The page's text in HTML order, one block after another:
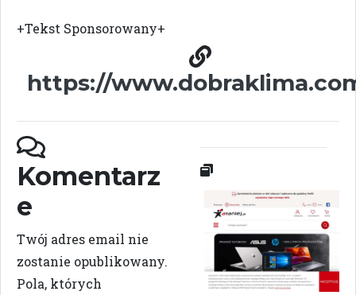
+Tekst Sponsorowany+
https://
Komentarz
e
Twój adres email nie
zostanie opublikowany.
Pola, których